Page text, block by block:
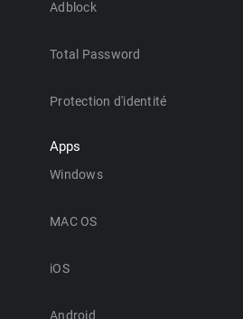
Adblock
Total Password
Protection d'identité
Apps
Windows
MAC OS
iOS
Android